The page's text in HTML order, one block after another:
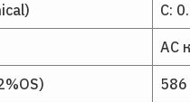
C:
AC
586